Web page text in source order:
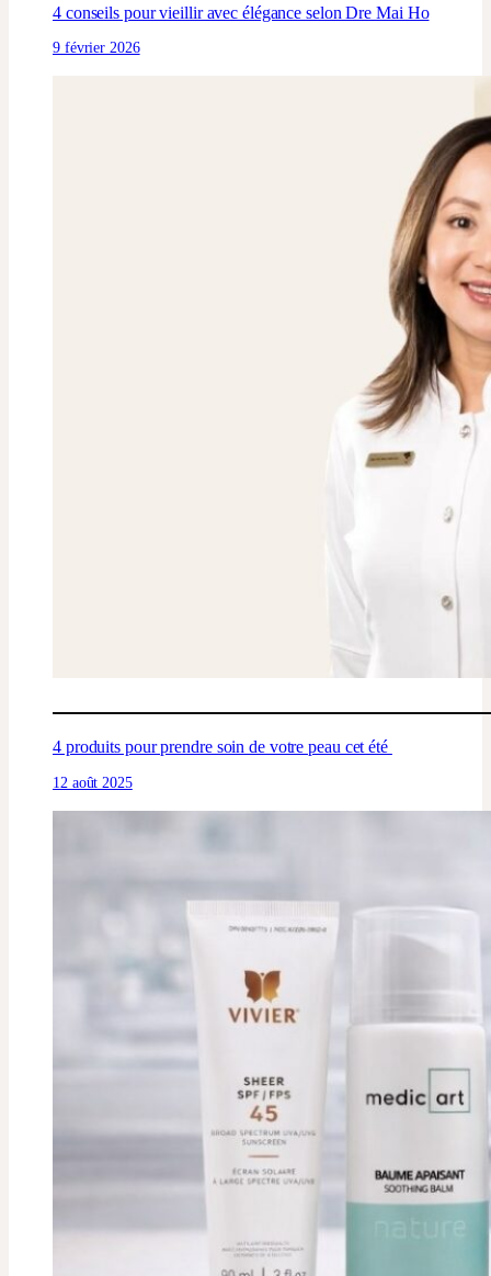
4 conseils pour vieillir avec élégance selon Dre Mai Ho
9 février 2026
4 produits pour prendre soin de votre peau cet été
12 août 2025